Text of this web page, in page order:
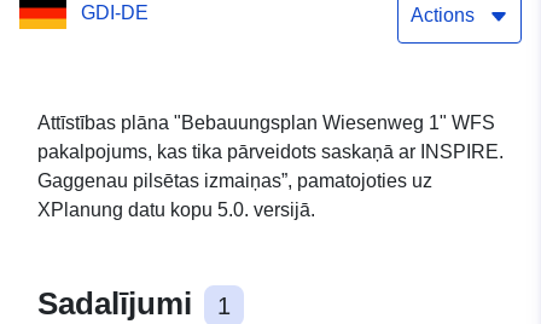
GDI-DE Actions
Attīstības plāna "Bebauungsplan Wiesenweg 1" WFS
pakalpojums, kas tika pārveidots saskaņā ar INSPIRE.
Gaggenau pilsētas izmaiņas”, pamatojoties uz
XPlanung datu kopu 5.0. versijā.
Sadalījumi 1